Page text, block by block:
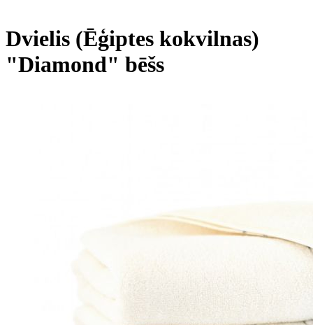
Dvielis (Ēģiptes kokvilnas)
"Diamond" bēšs